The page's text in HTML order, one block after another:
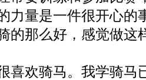
力量是一件很开心的
的那么好，感觉做这
喜欢骑马。我学骑马